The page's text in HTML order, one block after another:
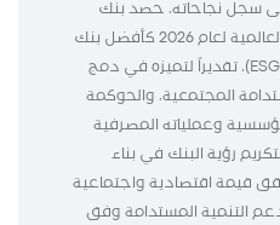
سجل نجاحاته، حصد بنك
فلسطين جائزة Euromoney العالمية لعام 2026 كأفضل بنك
في مجال الاستدامة عن فئة (ESG)، تقديراً لتميزه في دمج
المجتمعية، والحوكمة
وعملياته المصرفية
هذا التكريم رؤية البنك في بناء
قيمة اقتصادية واجتماعية
التنمية المستدامة وفق